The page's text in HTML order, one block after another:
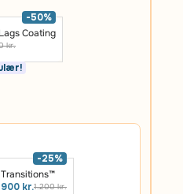
Coating
kr.
-50%
Transitions™
900 kr.1.200 kr.
-25%